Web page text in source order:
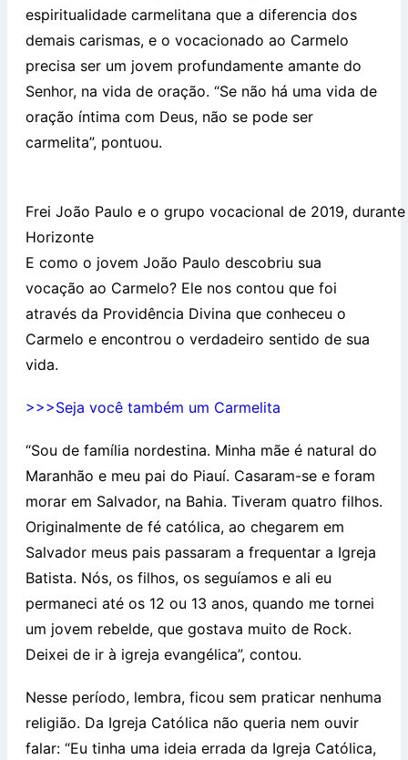
espiritualidade carmelitana que a diferencia dos
demais carismas, e o vocacionado ao Carmelo
precisa ser um jovem profundamente amante do
Senhor, na vida de oração. “Se não há uma vida de
oração íntima com Deus, não se pode ser
carmelita”, pontuou.
Frei João Paulo e o grupo vocacional de 2019,
Horizonte
E como o jovem João Paulo descobriu sua
vocação ao Carmelo? Ele nos contou que foi
através da Providência Divina que conheceu o
Carmelo e encontrou o verdadeiro sentido de sua
vida.
>>>Seja você também um Carmelita
“Sou de família nordestina. Minha mãe é natural do
Maranhão e meu pai do Piauí. Casaram-se e foram
morar em Salvador, na Bahia. Tiveram quatro filhos.
Originalmente de fé católica, ao chegarem em
Salvador meus pais passaram a frequentar a Igreja
Batista. Nós, os filhos, os seguíamos e ali eu
permaneci até os 12 ou 13 anos, quando me tornei
um jovem rebelde, que gostava muito de Rock.
Deixei de ir à igreja evangélica”, contou.
Nesse período, lembra, ficou sem praticar nenhuma
religião. Da Igreja Católica não queria nem ouvir
falar: “Eu tinha uma ideia errada da Igreja Católica,